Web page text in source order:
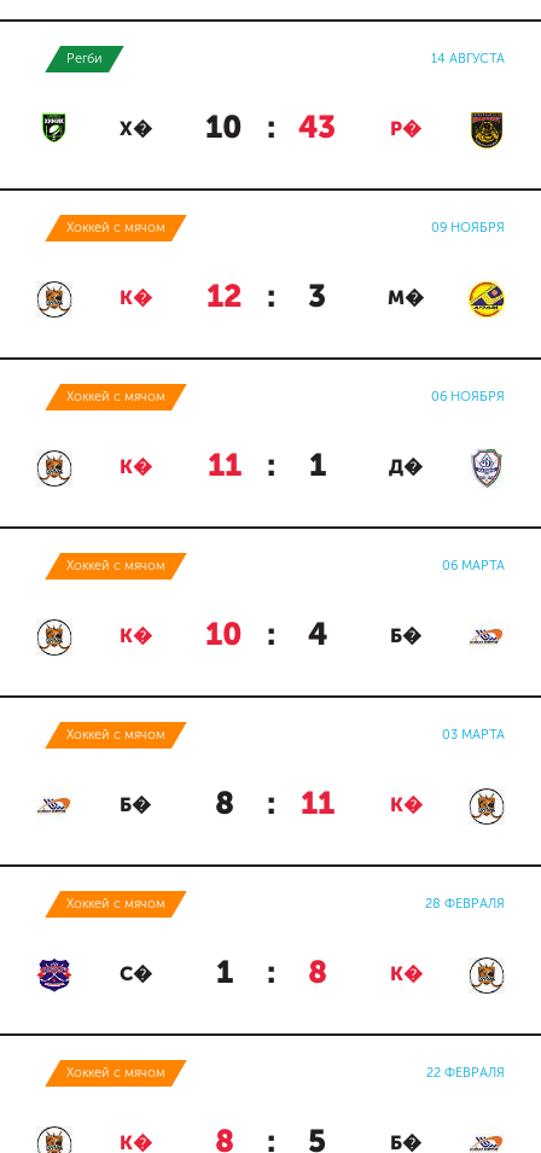
Регби 14 АВГУСТА
Х� 10 : 43 Р�
Хоккей с мячом 09 НОЯБРЯ
К� 12 : 3 М�
Хоккей с мячом 06 НОЯБРЯ
К� 11 : 1 Д�
Хоккей с мячом 06 МАРТА
К� 10 : 4 Б�
Хоккей с мячом 03 МАРТА
Б� 8 : 11 К�
Хоккей с мячом 28 ФЕВРАЛЯ
С� 1 : 8 К�
Хоккей с мячом 22 ФЕВРАЛЯ
К� 8 : 5 Б�